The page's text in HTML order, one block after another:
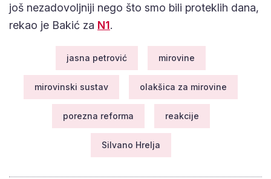
još nezadovoljniji nego što smo bili proteklih dana,
rekao je Bakić za N1.
jasna petrović mirovine
mirovinski sustav olakšica za mirovine
porezna reforma reakcije
Silvano Hrelja